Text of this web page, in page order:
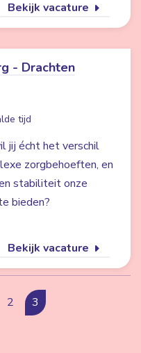
Bekijk vacature
- Drachten
tijd
jij écht het verschil
zorgbehoeften, en
stabiliteit onze
bieden?
Bekijk vacature
2 3